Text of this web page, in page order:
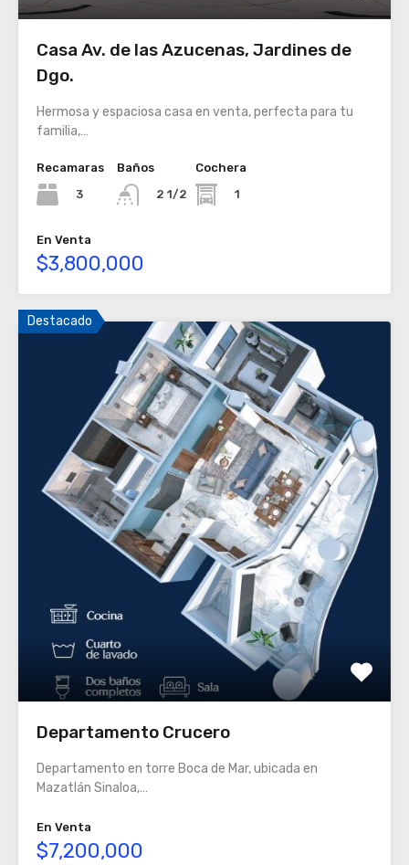
Casa Av. de las Azucenas, Jardines de
Dgo.
Hermosa y espaciosa casa en venta, perfecta para tu
familia,…
Recamaras
3
Baños
2 1/2
Cochera
1
En Venta
$3,800,000
Destacado
Departamento Crucero
Departamento en torre Boca de Mar, ubicada en
Mazatlán Sinaloa,…
En Venta
$7,200,000